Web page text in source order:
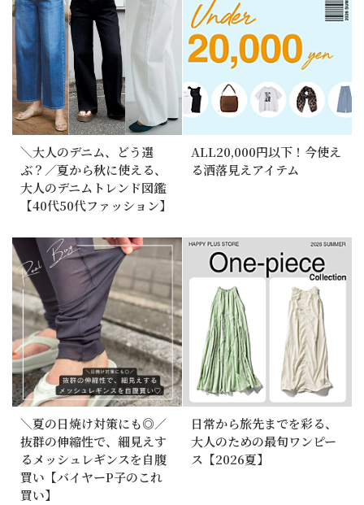
＼大人のデニム、どう選
ぶ？／夏から秋に使える、
大人のデニムトレンド図鑑
【40代50代ファッション】
ALL20,000円以下！今使え
る洒落見えアイテム
＼夏の日焼け対策にも◎／
抜群の伸縮性で、細見えす
るメッシュレギンスを自腹
買い【バイヤーP子のこれ
買い】
日常から旅先までを彩る、
大人のための最旬ワンピー
ス【2026夏】